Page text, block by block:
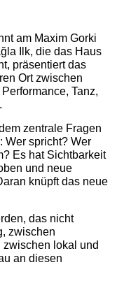
am Maxim Gorki
Ilk, die das Haus
präsentiert das
Ort zwischen
Tanz,
zentrale Fragen
Wer spricht? Wer
Es hat Sichtbarkeit
und neue
knüpft das neue
das nicht
zwischen
lokal und
an diesen